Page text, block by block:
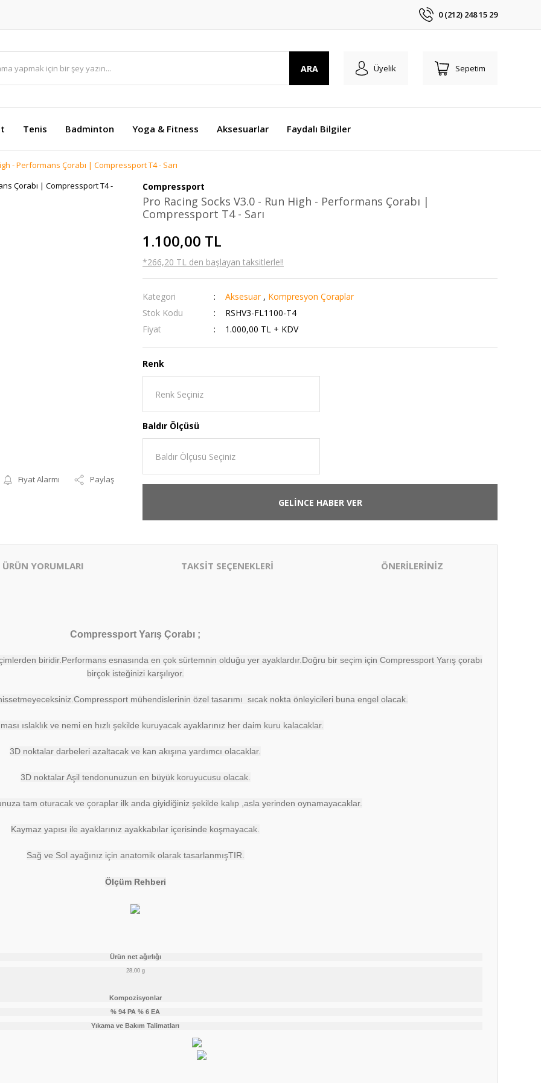
0 (212) 248 15 29
ARA Üyelik Sepetim
Tenis Badminton Yoga & Fitness Aksesuarlar Faydalı Bilgiler
- Performans Çorabı | Compressport T4 - Sarı
Fiyat Alarmı Paylaş
Compressport
Pro Racing Socks V3.0 - Run High - Performans Çorabı |
Compressport T4 - Sarı
1.100,00 TL
*266,20 TL den başlayan taksitlerle!!
Kategori Aksesuar , Kompresyon Çoraplar
Stok Kodu
RSHV3-FL1100-T4
Fiyat
1.000,00 TL + KDV
Renk
Baldır Ölçüsü
GELİNCE HABER VER
ÜRÜN YORUMLARI TAKSİT SEÇENEKLERİ ÖNERİLERİNİZ
Compressport Yarış Çorabı ;
biridir.Performans esnasında en çok sürtemnin olduğu yer ayaklardır.Doğru bir seçim için Compressport Yarış çorabı
birçok isteğinizi karşılıyor.
hissetmeyeceksiniz.Compressport mühendislerinin özel tasarımı sıcak nokta önleyicileri buna engel olacak.
ıslaklık ve nemi en hızlı şekilde kuruyacak ayaklarınız her daim kuru kalacaklar.
3D noktalar darbeleri azaltacak ve kan akışına yardımcı olacaklar.
3D noktalar Aşil tendonunuzun en büyük koruyucusu olacak.
tam oturacak ve çoraplar ilk anda giyidiğiniz şekilde kalıp ,asla yerinden oynamayacaklar.
Kaymaz yapısı ile ayaklarınız ayakkabılar içerisinde koşmayacak.
Sağ ve Sol ayağınız için anatomik olarak tasarlanmışTIR.
Ölçüm Rehberi
Ürün net ağırlığı
28,00 g
Kompozisyonlar
% 94 PA % 6 EA
Yıkama ve Bakım Talimatları